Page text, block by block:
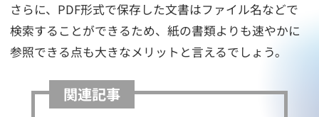
さらに、PDF形式で保存した文書はファイル名などで
検索することができるため、紙の書類よりも速やかに
参照できる点も大きなメリットと言えるでしょう。
関連記事